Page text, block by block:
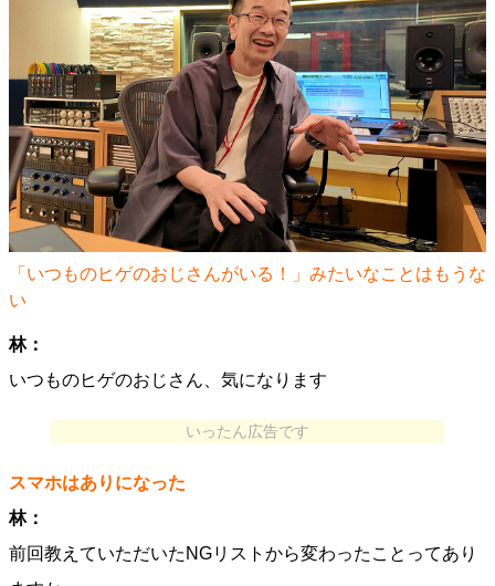
「いつものヒゲのおじさんがいる！」みたいなことはもうな
い
林：
いつものヒゲのおじさん、気になります
いったん広告です
スマホはありになった
林：
前回教えていただいたNGリストから変わったことってあり